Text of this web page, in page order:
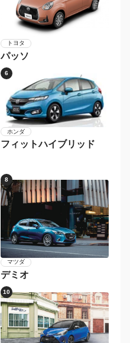
トヨタ
パッソ
6
ホンダ
フィットハイブリッド
8
マツダ
デミオ
10